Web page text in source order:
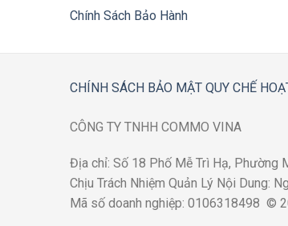
Chính Sách Bảo Hành
CHÍNH SÁCH BẢO MẬT QUY CHẾ
CÔNG TY TNHH COMMO VINA
Địa chỉ: Số 18 Phố Mễ Trì Hạ, Phường
Chịu Trách Nhiệm Quản Lý Nội Dung:
Mã số doanh nghiệp: 0106318498 ©